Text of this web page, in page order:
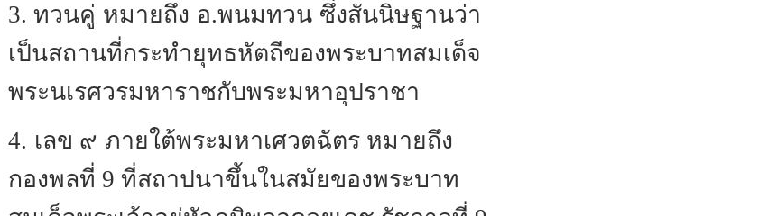
3. ทวนคู่ หมายถึง อ.พนมทวน ซึ่งสันนิษฐานว่า
เป็นสถานที่กระทำยุทธหัตถีของพระบาทสมเด็จ
พระนเรศวรมหาราชกับพระมหาอุปราชา
4. เลข ๙ ภายใต้พระมหาเศวตฉัตร หมายถึง
กองพลที่ 9 ที่สถาปนาขึ้นในสมัยของพระบาท